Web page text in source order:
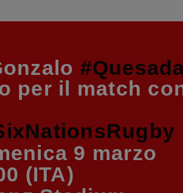
per il match
9 marzo
(ITA)